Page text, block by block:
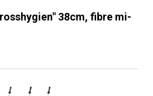
38cm, fibre mi-